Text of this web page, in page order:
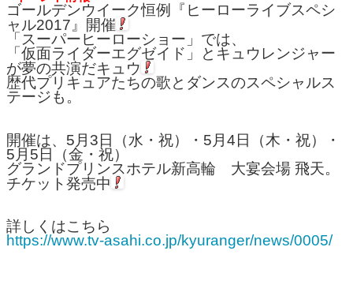
ゴールデンウイーク恒例『ヒーローライブスペシ
ャル2017』開催
「スーパーヒーローショー」では、
「仮面ライダーエグゼイド」とキュウレンジャー
が夢の共演だキュウ
歴代プリキュアたちの歌とダンスのスペシャルス
テージも。
開催は、5月3日（水・祝）・5月4日（木・祝）・
5月5日（金・祝）
グランドプリンスホテル新高輪 大宴会場 飛天。
チケット発売中
詳しくはこちら
https://www.tv-asahi.co.jp/kyuranger/news/0005/